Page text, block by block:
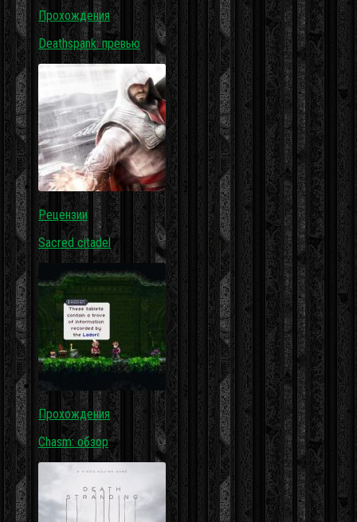
Прохождения
Deathspank: превью
Рецензии
Sacred citadel
Прохождения
Chasm: обзор